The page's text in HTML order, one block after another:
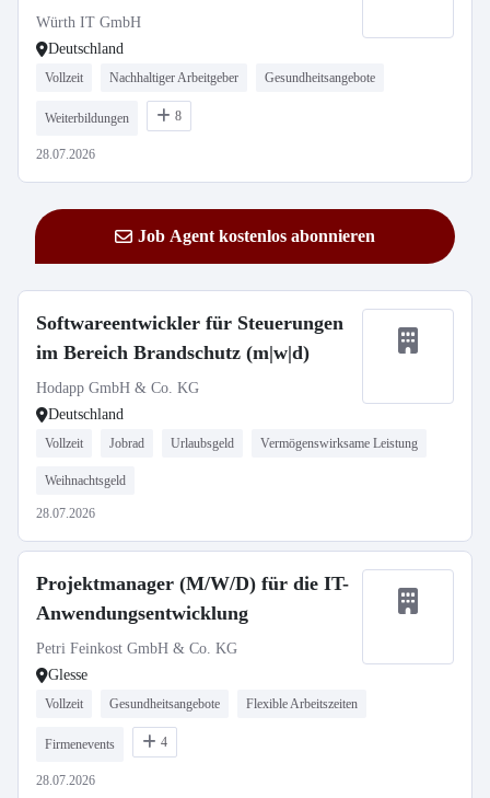
Würth IT GmbH
Deutschland
Vollzeit Nachhaltiger Arbeitgeber Gesundheitsangebote
Weiterbildungen 8
28.07.2026
Job Agent kostenlos abonnieren
Softwareentwickler für Steuerungen
im Bereich Brandschutz (m|w|d)
Hodapp GmbH & Co. KG
Deutschland
Vollzeit Jobrad Urlaubsgeld Vermögenswirksame Leistung
Weihnachtsgeld
28.07.2026
Projektmanager (M/W/D) für die IT-
Anwendungsentwicklung
Petri Feinkost GmbH & Co. KG
Glesse
Vollzeit Gesundheitsangebote Flexible Arbeitszeiten
Firmenevents 4
28.07.2026